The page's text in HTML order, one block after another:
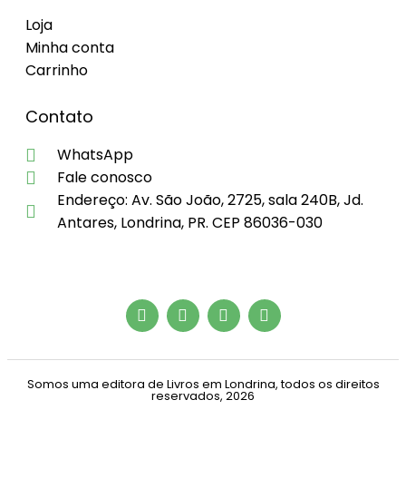
Loja
Minha conta
Carrinho
Contato
WhatsApp
Fale conosco
Endereço: Av. São João, 2725, sala 240B, Jd.
Antares, Londrina, PR. CEP 86036-030
Somos uma editora de Livros em Londrina, todos os direitos
reservados, 2026